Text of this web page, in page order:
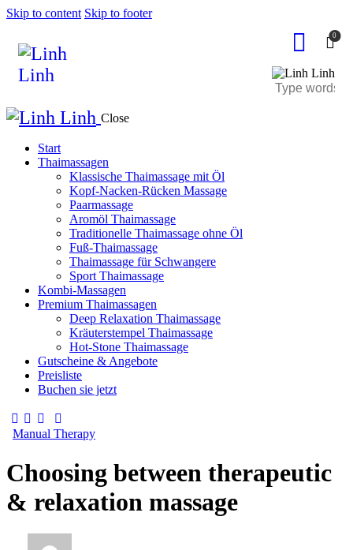
Skip to content Skip to footer
0
Close
Start
Thaimassagen
Klassische Thaimassage mit Öl
Kopf-Nacken-Rücken Massage
Paarmassage
Aromöl Thaimassage
Traditionelle Thaimassage ohne Öl
Fuß-Thaimassage
Thaimassage für Schwangere
Sport Thaimassage
Kombi-Massagen
Premium Thaimassagen
Deep Relaxation Thaimassage
Kräuterstempel Thaimassage
Hot-Stone Thaimassage
Gutscheine & Angebote
Preisliste
Buchen sie jetzt
Manual Therapy
Choosing between therapeutic
& relaxation massage